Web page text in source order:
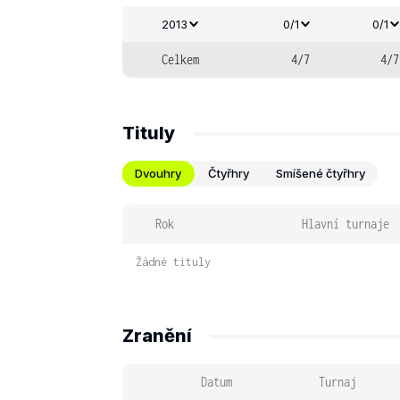
2013 0/1 0/1
Celkem 4/7 4/7
Tituly
Dvouhry Čtyřhry Smíšené čtyřhry
Rok Hlavní turnaje
Žádné tituly
Zranění
Datum Turnaj